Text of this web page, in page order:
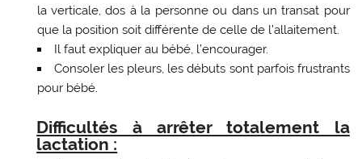
la verticale, dos à la personne ou dans un transat pour
que la position soit différente de celle de l’allaitement.
Il faut expliquer au bébé, l’encourager.
Consoler les pleurs, les débuts sont parfois frustrants
pour bébé.
Difficultés à arrêter totalement la
lactation :